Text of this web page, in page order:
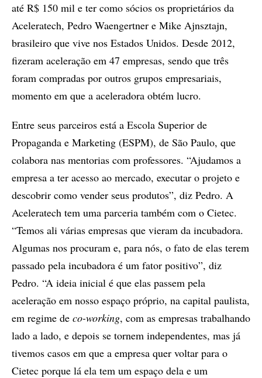
até R$ 150 mil e ter como sócios os proprietários da
Aceleratech, Pedro Waengertner e Mike Ajnsztajn,
brasileiro que vive nos Estados Unidos. Desde 2012,
fizeram aceleração em 47 empresas, sendo que três
foram compradas por outros grupos empresariais,
momento em que a aceleradora obtém lucro.
Entre seus parceiros está a Escola Superior de
Propaganda e Marketing (ESPM), de São Paulo, que
colabora nas mentorias com professores. “Ajudamos a
empresa a ter acesso ao mercado, executar o projeto e
descobrir como vender seus produtos”, diz Pedro. A
Aceleratech tem uma parceria também com o Cietec.
“Temos ali várias empresas que vieram da incubadora.
Algumas nos procuram e, para nós, o fato de elas terem
passado pela incubadora é um fator positivo”, diz
Pedro. “A ideia inicial é que elas passem pela
aceleração em nosso espaço próprio, na capital paulista,
em regime de co-working, com as empresas trabalhando
lado a lado, e depois se tornem independentes, mas já
tivemos casos em que a empresa quer voltar para o
Cietec porque lá ela tem um espaço dela e um